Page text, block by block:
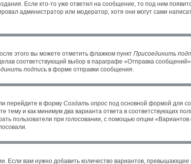
Если кто-то уже ответил на сообщение, то под ним
администратор или модератор, хотя они могут сами
этого вы можете отметить флажком пункт Присоединить
соответствующий выбор в параграфе «Отправка
подпись в форме отправки сообщения.
перейдите в форму Создать опрос под основной формой для
и как минимум два варианта ответа в соответствующих
пользователи при голосовании, с помощью опции
Если вам нужно добавить количество вариантов,